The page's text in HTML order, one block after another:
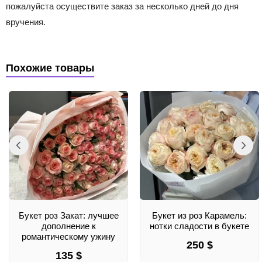
пожалуйста осуществите заказ за несколько дней до дня
вручения.
Похожие товары
Букет роз Закат: лучшее
дополнение к
романтическому ужину
135 $
Букет из роз Карамель:
нотки сладости в букете
250 $